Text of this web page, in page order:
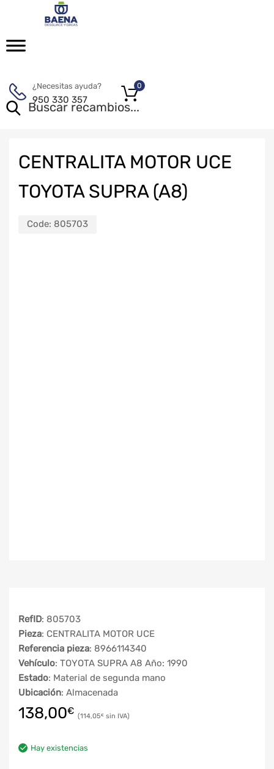
¿Necesitas ayuda?
950 330 357
0
CENTRALITA MOTOR UCE
TOYOTA SUPRA (A8)
Code: 805703
RefID: 805703
Pieza: CENTRALITA MOTOR UCE
Referencia pieza: 8966114340
Vehículo: TOYOTA SUPRA A8 Año: 1990
Estado: Material de segunda mano
Ubicación: Almacenada
138,00€ 114,05€
Hay existencias